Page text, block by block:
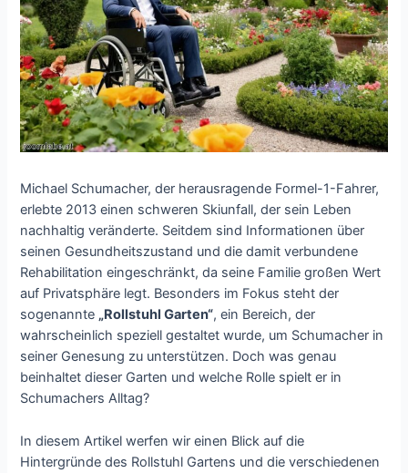
Michael Schumacher, der herausragende Formel-1-Fahrer,
erlebte 2013 einen schweren Skiunfall, der sein Leben
nachhaltig veränderte. Seitdem sind Informationen über
seinen Gesundheitszustand und die damit verbundene
Rehabilitation eingeschränkt, da seine Familie großen Wert
auf Privatsphäre legt. Besonders im Fokus steht der
sogenannte „Rollstuhl Garten“, ein Bereich, der
wahrscheinlich speziell gestaltet wurde, um Schumacher in
seiner Genesung zu unterstützen. Doch was genau
beinhaltet dieser Garten und welche Rolle spielt er in
Schumachers Alltag?
In diesem Artikel werfen wir einen Blick auf die
Hintergründe des Rollstuhl Gartens und die verschiedenen